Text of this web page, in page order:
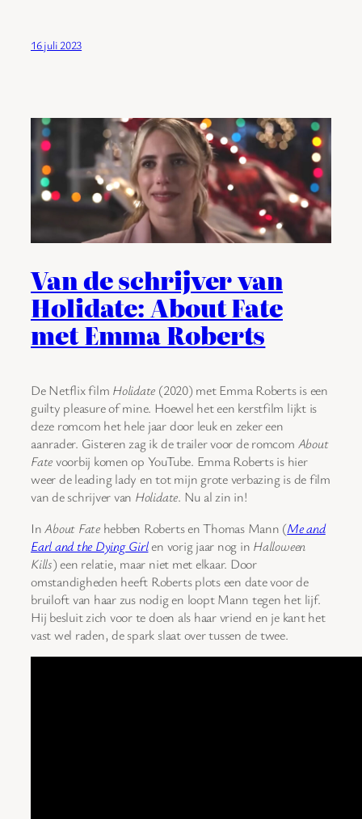
16 juli 2023
Van de schrijver van
Holidate: About Fate
met Emma Roberts
De Netflix film Holidate (2020) met Emma Roberts is een
guilty pleasure of mine. Hoewel het een kerstfilm lijkt is
deze romcom het hele jaar door leuk en zeker een
aanrader. Gisteren zag ik de trailer voor de romcom About
Fatevoorbij komen op YouTube. Emma Roberts is hier
weer de leading lady en tot mijn grote verbazing is de film
van de schrijver van Holidate. Nu al zin in!
InAbout Fatehebben Roberts en Thomas Mann (Me and
Earl and the Dying Girlen vorig jaar nog in Halloween
Kills) een relatie, maar niet met elkaar. Door
omstandigheden heeft Roberts plots een date voor de
bruiloft van haar zus nodig en loopt Mann tegen het lijf.
Hij besluit zich voor te doen als haar vriend en je kant het
vast wel raden, de spark slaat over tussen de twee.